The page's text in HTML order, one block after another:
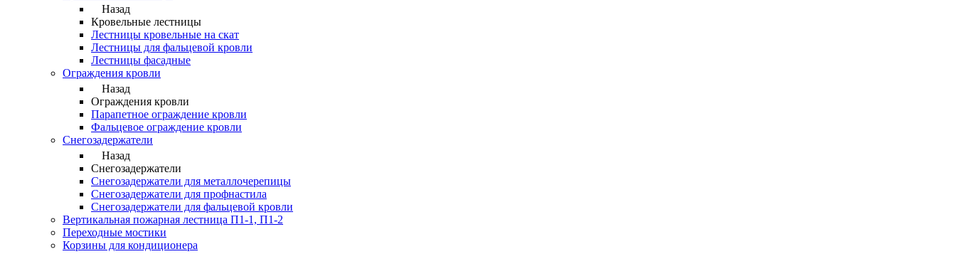
Назад
Кровельные лестницы
Лестницы кровельные на скат
Лестницы для фальцевой кровли
Лестницы фасадные
Ограждения кровли
Назад
Ограждения кровли
Парапетное ограждение кровли
Фальцевое ограждение кровли
Снегозадержатели
Назад
Снегозадержатели
Снегозадержатели для металлочерепицы
Снегозадержатели для профнастила
Снегозадержатели для фальцевой кровли
Вертикальная пожарная лестница П1-1, П1-2
Переходные мостики
Корзины для кондиционера